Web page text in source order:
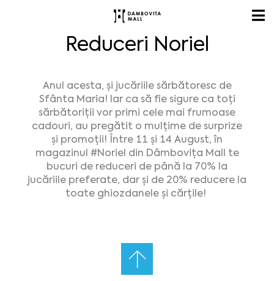
Reduceri Noriel
Anul acesta, și jucăriile sărbătoresc de
Sfânta Maria! Iar ca să fie sigure ca toți
sărbătoriții vor primi cele mai frumoase
cadouri, au pregătit o mulțime de surprize
și promoții! Între 11 și 14 August, în
magazinul #Noriel din Dâmbovița Mall te
bucuri de reduceri de până la 70% la
jucăriile preferate, dar și de 20% reducere la
toate ghiozdanele și cărțile!